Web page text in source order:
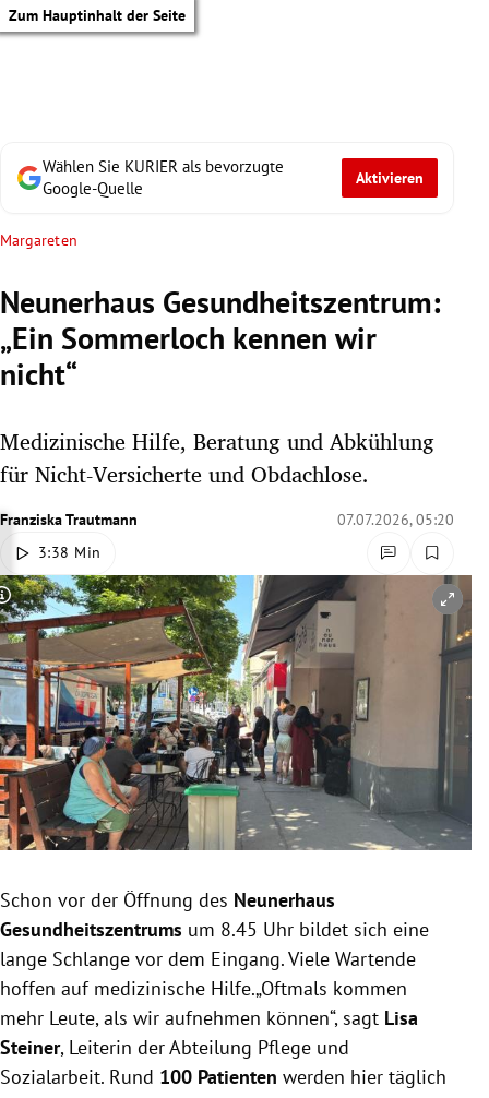
Zum Hauptinhalt der Seite
Untermenü
Untermenü
Untermenü
Untermenü
Untermenü
Untermenü
Untermenü
Untermenü
Wählen Sie KURIER als bevorzugte
Google-Quelle
Aktivieren
Margareten
Neunerhaus Gesundheitszentrum:
„Ein Sommerloch kennen wir
nicht“
Medizinische Hilfe, Beratung und Abkühlung
für Nicht-Versicherte und Obdachlose.
Franziska Trautmann
07.07.2026, 05:20
3:38 Min
Copyright-Hinweis öffnen/schließen
Schon vor der Öffnung des Neunerhaus
Gesundheitszentrums um 8.45 Uhr bildet sich eine
lange Schlange vor dem Eingang. Viele Wartende
hoffen auf medizinische Hilfe.„Oftmals kommen
mehr Leute, als wir aufnehmen können“, sagt Lisa
Steiner, Leiterin der Abteilung Pflege und
Sozialarbeit. Rund 100 Patienten werden hier täglich